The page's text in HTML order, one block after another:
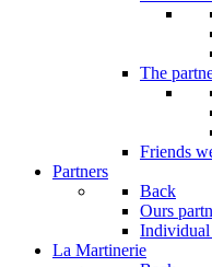
The
Friends
Partners
Back
Ours
Individual
La Martinerie